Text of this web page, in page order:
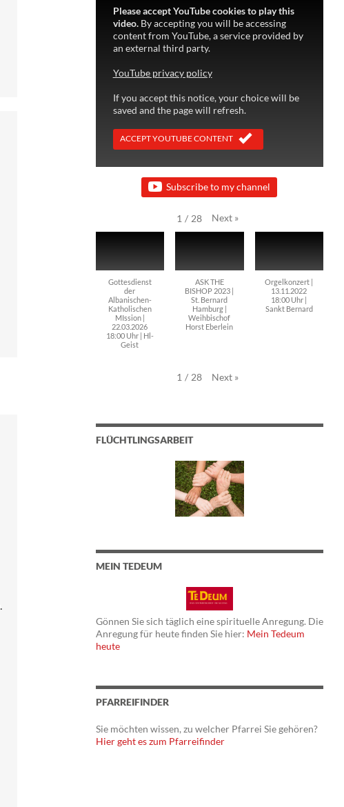
Please accept YouTube cookies to play this
video.By accepting you will be accessing
content from YouTube, a service provided by
an external third party.
YouTube privacy policy
If you accept this notice, your choice will be
saved and the page will refresh.
ACCEPT YOUTUBE CONTENT
Subscribe to my channel
1 / 28 Next »
Gottesdienst
der
Albanischen-
Katholischen
MIssion |
22.03.2026
18:00 Uhr | Hl-
Geist
ASK THE
BISHOP 2023 |
St. Bernard
Hamburg |
Weihbischof
Horst Eberlein
Orgelkonzert |
13.11.2022
18:00 Uhr |
Sankt Bernard
1 / 28 Next »
FLÜCHTLINGSARBEIT
MEIN TEDEUM
Gönnen Sie sich täglich eine spirituelle Anregung. Die
Anregung für heute finden Sie hier: Mein Tedeum
heute
PFARREIFINDER
Sie möchten wissen, zu welcher Pfarrei Sie gehören?
Hier geht es zum Pfarreifinder